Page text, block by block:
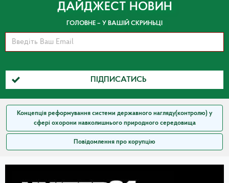
ДАЙДЖЕСТ НОВИН
ГОЛОВНЕ – У ВАШІЙ СКРИНЬЦІ
ПІДПИСАТИСЬ
Концепція реформування системи державного нагляду(контролю) у
сфері охорони навколишнього природного середовища
Повідомлення про корупцію